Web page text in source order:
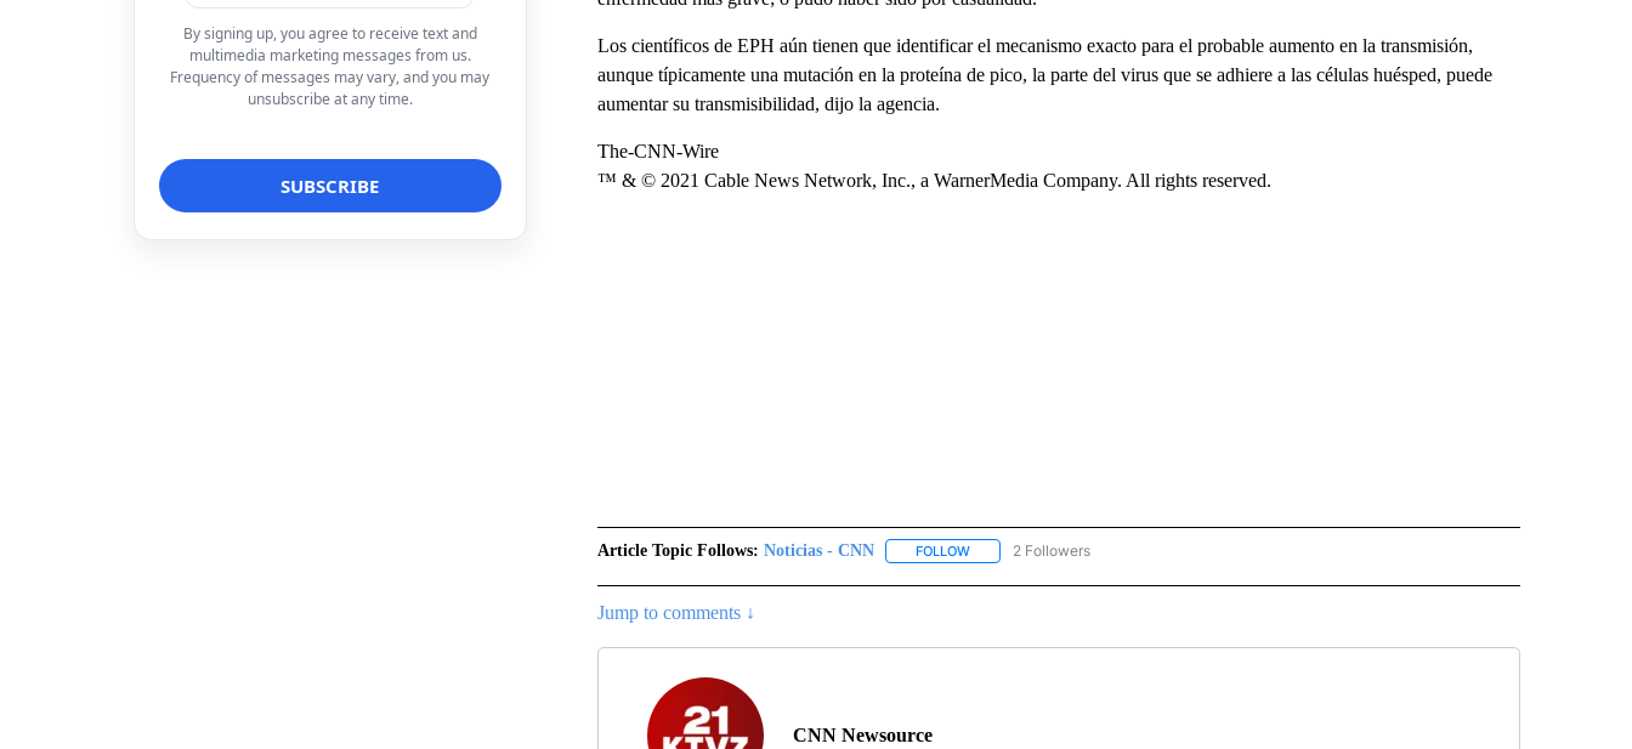
By signing up, you agree to receive text and
multimedia marketing messages from us.
Frequency of messages may vary, and you may
unsubscribe at any time.
Los científicos de EPH aún tienen que identificar el mecanismo exacto para el probable aumento en la transmisión,
aunque típicamente una mutación en la proteína de pico, la parte del virus que se adhiere a las células huésped, puede
aumentar su transmisibilidad, dijo la agencia.
The-CNN-Wire
™ & © 2021 Cable News Network, Inc., a WarnerMedia Company. All rights reserved.
Article Topic Follows: Noticias - CNN FOLLOWFOLLOW "NOTICIAS - CNN" TO RECEIVE NOTIFICATIONS ABOUT NEW PAGES ON "NOTICIAS - CNN".
2 Followers
Jump to comments ↓
CNN Newsource